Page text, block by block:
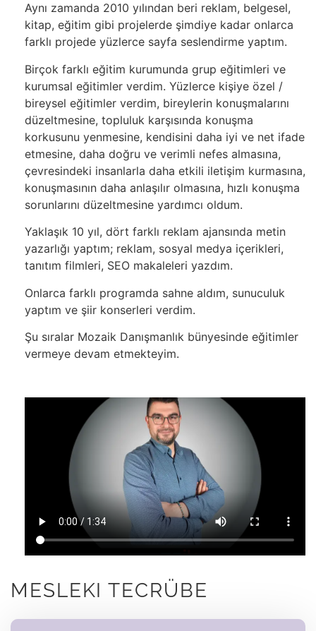
Aynı zamanda 2010 yılından beri reklam, belgesel,
kitap, eğitim gibi projelerde şimdiye kadar onlarca
farklı projede yüzlerce sayfa seslendirme yaptım.
Birçok farklı eğitim kurumunda grup eğitimleri ve
kurumsal eğitimler verdim. Yüzlerce kişiye özel /
bireysel eğitimler verdim, bireylerin konuşmalarını
düzeltmesine, topluluk karşısında konuşma
korkusunu yenmesine, kendisini daha iyi ve net ifade
etmesine, daha doğru ve verimli nefes almasına,
çevresindeki insanlarla daha etkili iletişim kurmasına,
konuşmasının daha anlaşılır olmasına, hızlı konuşma
sorunlarını düzeltmesine yardımcı oldum.
Yaklaşık 10 yıl, dört farklı reklam ajansında metin
yazarlığı yaptım; reklam, sosyal medya içerikleri,
tanıtım filmleri, SEO makaleleri yazdım.
Onlarca farklı programda sahne aldım, sunuculuk
yaptım ve şiir konserleri verdim.
Şu sıralar Mozaik Danışmanlık bünyesinde eğitimler
vermeye devam etmekteyim.
MESLEKI TECRÜBE